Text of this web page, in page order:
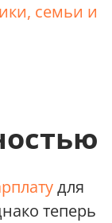
семьи и
для
теперь